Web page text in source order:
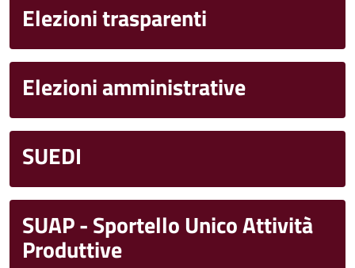
Elezioni trasparenti
Elezioni amministrative
SUEDI
SUAP - Sportello Unico Attività
Produttive